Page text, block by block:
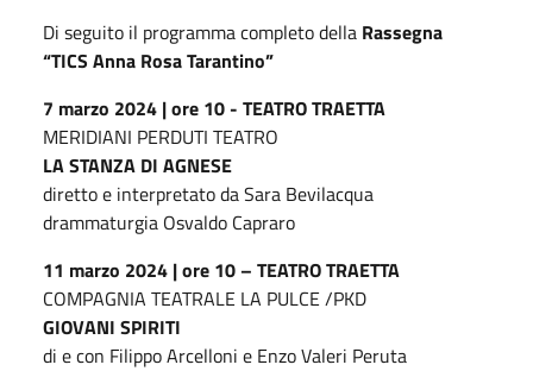
Di seguito il programma completo della Rassegna
“TICS Anna Rosa Tarantino”
7 marzo 2024 | ore 10 - TEATROTRAETTA
MERIDIANI PERDUTI TEATRO
LA STANZA DI AGNESE
diretto e interpretato da Sara Bevilacqua
drammaturgia Osvaldo Capraro
11 marzo 2024 | ore 10 – TEATRO TRAETTA
COMPAGNIA TEATRALE LA PULCE /PKD
GIOVANI SPIRITI
di e con Filippo Arcelloni e Enzo Valeri Peruta